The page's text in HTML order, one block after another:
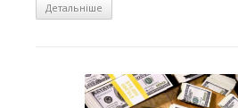
Детальніше